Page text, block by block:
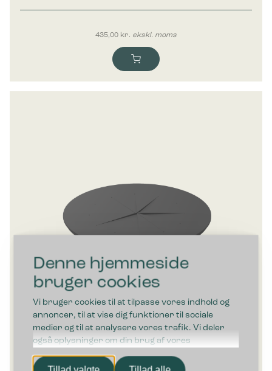
Denne hjemmeside
bruger cookies
Vi bruger cookies til at tilpasse vores indhold og
annoncer, til at vise dig funktioner til sociale
medier og til at analysere vores trafik. Vi deler
også oplysninger om din brug af vores
hjemmeside med vores partnere inden for sociale
medier, annonceringspartnere og
435,00 kr. ekskl. moms
Bica Flaskeindkast Ø18 cm